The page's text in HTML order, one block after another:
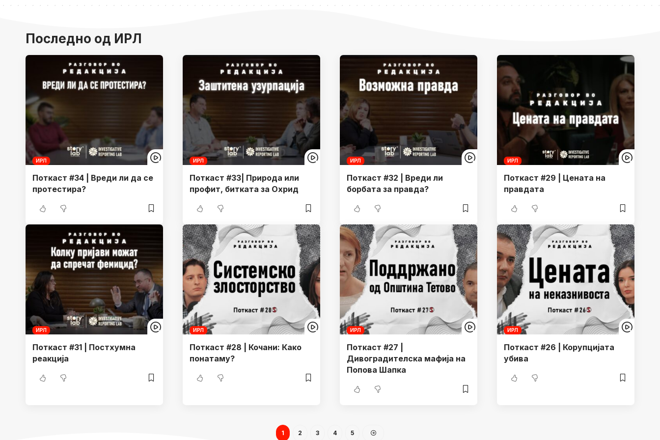
Последно од ИРЛ
ИРЛ
Поткаст #34 | Вреди ли да се
протестира?
ИРЛ
Поткаст #33| Природа или
профит, битката за Охрид
ИРЛ
Поткаст #32 | Вреди ли
борбата за правда?
ИРЛ
Поткаст #29 | Цената на
правдата
ИРЛ
Поткаст #31 | Постхумна
реакција
ИРЛ
Поткаст #28 | Кочани: Како
понатаму?
ИРЛ
Поткаст #27 |
Дивоградителска мафија на
Попова Шапка
ИРЛ
Поткаст #26 | Корупцијата
убива
1 2 3 4 5